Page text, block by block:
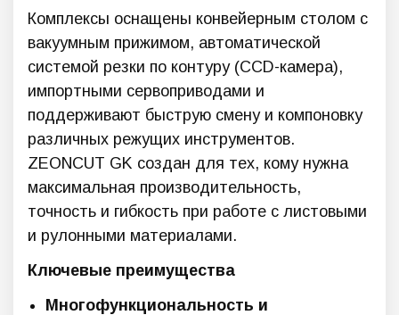
Комплексы оснащены конвейерным столом с
вакуумным прижимом, автоматической
системой резки по контуру (CCD-камера),
импортными сервоприводами и
поддерживают быструю смену и компоновку
различных режущих инструментов.
ZEONCUT GK создан для тех, кому нужна
максимальная производительность,
точность и гибкость при работе с листовыми
и рулонными материалами.
Ключевые преимущества
Многофункциональность и